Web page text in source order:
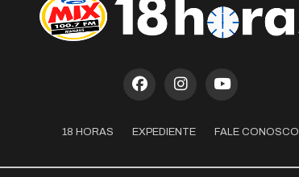
18 HORAS EXPEDIENTE FALE CONOSCO